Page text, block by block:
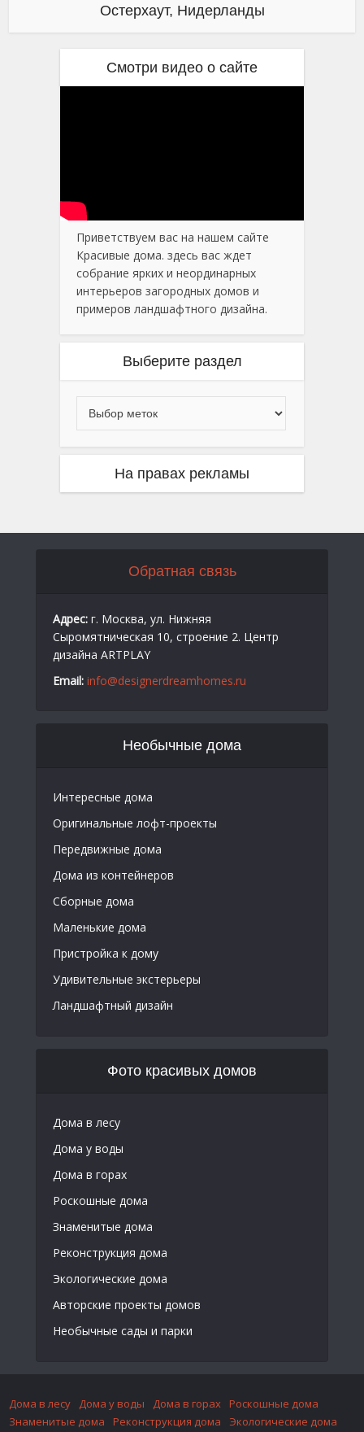
Остерхаут, Нидерланды
Смотри видео о сайте
Приветствуем вас на нашем сайте
Красивые дома. здесь вас ждет
собрание ярких и неординарных
интерьеров загородных домов и
примеров ландшафтного дизайна.
Выберите раздел
На правах рекламы
Обратная связь
Адрес: г. Москва, ул. Нижняя
Сыромятническая 10, строение 2. Центр
дизайна ARTPLAY
Email: info@designerdreamhomes.ru
Необычные дома
Интересные дома
Оригинальные лофт-проекты
Передвижные дома
Дома из контейнеров
Сборные дома
Маленькие дома
Пристройка к дому
Удивительные экстерьеры
Ландшафтный дизайн
Фото красивых домов
Дома в лесу
Дома у воды
Дома в горах
Роскошные дома
Знаменитые дома
Реконструкция дома
Экологические дома
Авторские проекты домов
Необычные сады и парки
Дома в лесу Дома у воды Дома в горах
Роскошные дома
Знаменитые дома
Реконструкция дома Экологические дома